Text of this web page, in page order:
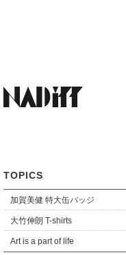
TOPICS
加賀美健 特大缶バッジ
大竹伸朗 T-shirts
Art is a part of life